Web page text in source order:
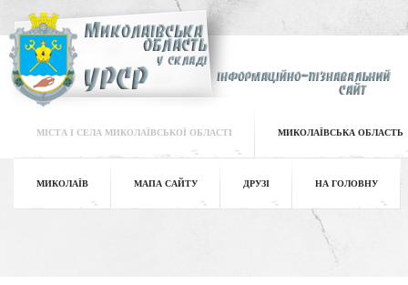
МІСТА І СЕЛА МИКОЛАЇВСЬКОЇ ОБЛАСТІ МИКОЛАЇВСЬКА ОБЛАСТЬ
МИКОЛАЇВ МАПА САЙТУ ДРУЗІ НА ГОЛОВНУ